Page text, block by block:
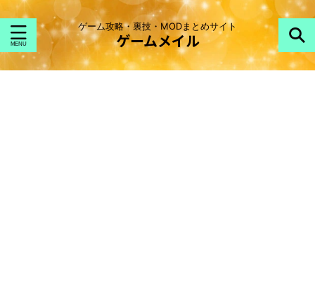
ゲーム攻略・裏技・MODまとめサイト
ゲームメイル